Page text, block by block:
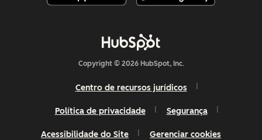
Copyright © 2026 HubSpot, Inc.
Centro de recursos jurídicos
Política de privacidade Segurança
Acessibilidade do Site Gerenciar cookies